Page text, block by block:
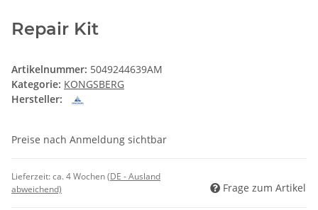
Repair Kit
Artikelnummer: 5049244639AM
Kategorie: KONGSBERG
Hersteller:
Preise nach Anmeldung sichtbar
Lieferzeit:ca. 4 Wochen(DE - Ausland
abweichend)
Frage zum Artikel